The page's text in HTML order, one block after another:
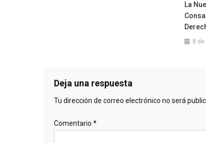
La
8
Deja una respuesta
Tu dirección de correo electrónico no será
Comentario *